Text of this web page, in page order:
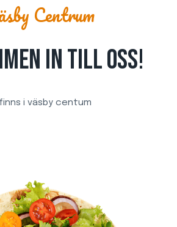
Centrum
IN TILL OSS!
i väsby centum